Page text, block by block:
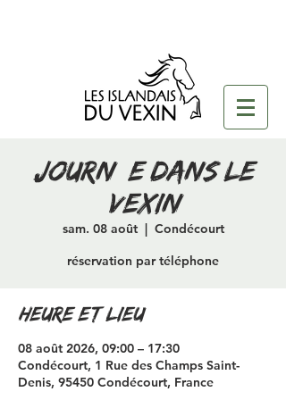
journée dans le
vexin
sam. 08 août
  |
Condécourt
réservation par téléphone
Heure et lieu
08 août 2026, 09:00 – 17:30
Condécourt, 1 Rue des Champs Saint-
Denis, 95450 Condécourt, France